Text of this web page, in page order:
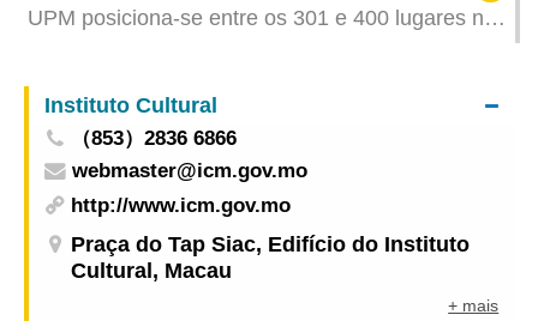
UPM posiciona-se entre os 301 e 400 lugares no
influentes do Times Higher Education do Reino
Unido 2024
Instituto Cultural
（853）2836 6866
webmaster@icm.gov.mo
http://www.icm.gov.mo
Praça do Tap Siac, Edifício do Instituto
Cultural, Macau
+ mais